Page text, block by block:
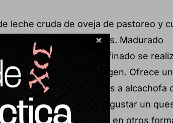
leche cruda de oveja de pastoreo y
Valle de los Pedroches. Madurado
madera. Durante su afinado se
con aceite de oliva virgen. Ofrece
con recuerdos vegetales a alcachofa
formato ideal para degustar un
También disponible en otros